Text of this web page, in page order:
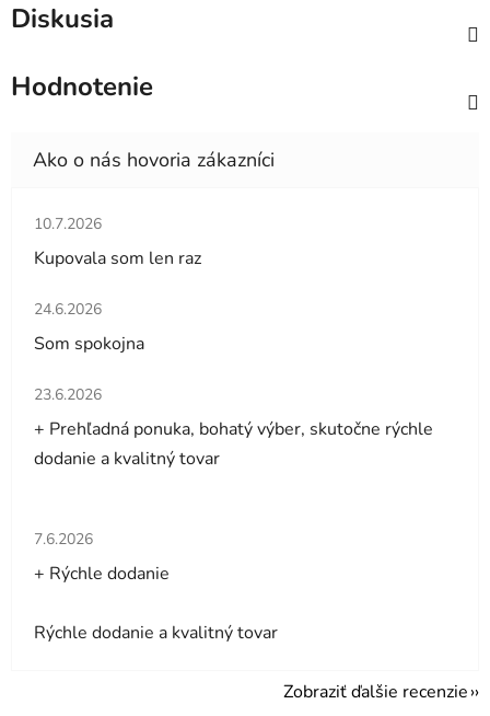
Diskusia
Hodnotenie
Hodnotenie obchodu je 5 z 5 hviezdičiek.
10.7.2026
Kupovala som len raz
Hodnotenie obchodu je 5 z 5 hviezdičiek.
24.6.2026
Som spokojna
Hodnotenie obchodu je 5 z 5 hviezdičiek.
23.6.2026
+ Prehľadná ponuka, bohatý výber, skutočne rýchle
dodanie a kvalitný tovar
Hodnotenie obchodu je 5 z 5 hviezdičiek.
7.6.2026
+ Rýchle dodanie
Rýchle dodanie a kvalitný tovar
Zobraziť ďalšie recenzie